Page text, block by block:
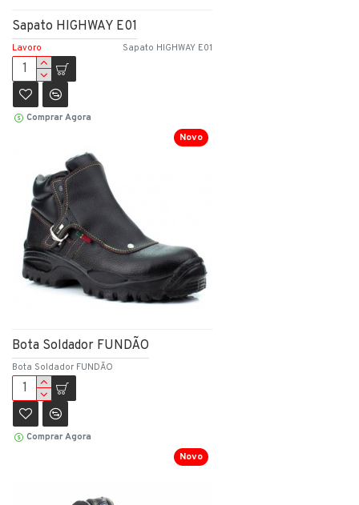
Lavoro Sapato HIGHWAY E01
Sapato HIGHWAY E01
Comprar Agora
Novo
Bota Soldador FUNDÃO
Bota Soldador FUNDÃO
Comprar Agora
Novo